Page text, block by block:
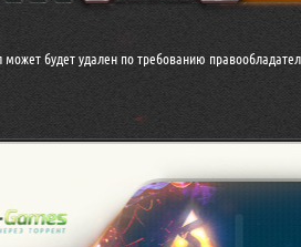
будет удален по требованию